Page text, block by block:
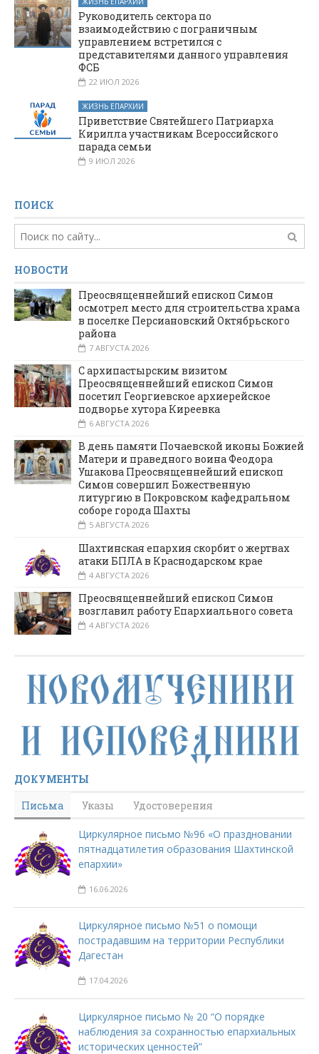
Руководитель сектора по
взаимодействию с пограничным
управлением встретился с
представителями данного управления
ФСБ
22 ИЮЛ 2026
ЖИЗНЬ ЕПАРХИИ
Приветствие Святейшего Патриарха
Кирилла участникам Всероссийского
парада семьи
9 ИЮЛ 2026
ПОИСК
НОВОСТИ
Преосвященнейший епископ Симон
осмотрел место для строительства храма
в поселке Персиановский Октябрьского
района
7 АВГУСТА 2026
С архипастырским визитом
Преосвященнейший епископ Симон
посетил Георгиевское архиерейское
подворье хутора Киреевка
6 АВГУСТА 2026
В день памяти Почаевской иконы Божией
Матери и праведного воина Феодора
Ушакова Преосвященнейший епископ
Симон совершил Божественную
литургию в Покровском кафедральном
соборе города Шахты
5 АВГУСТА 2026
Шахтинская епархия скорбит о жертвах
атаки БПЛА в Краснодарском крае
4 АВГУСТА 2026
Преосвященнейший епископ Симон
возглавил работу Епархиального совета
4 АВГУСТА 2026
ДОКУМЕНТЫ
Письма
Указы Удостоверения
Циркулярное письмо №96 «О праздновании
пятнадцатилетия образования Шахтинской
епархии»
16.06.2026
Циркулярное письмо №51 о помощи
пострадавшим на территории Республики
Дагестан
17.04.2026
Циркулярное письмо № 20 “О порядке
наблюдения за сохранностью епархиальных
исторических ценностей”